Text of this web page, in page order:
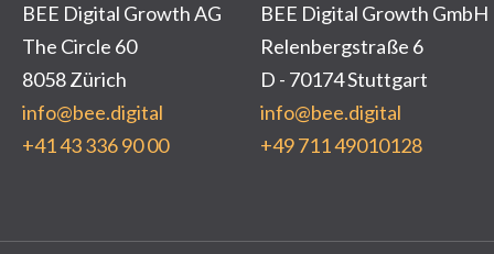
BEE Digital Growth AG
The Circle 60
8058 Zürich
info@bee.digital
+41 43 336 90 00
BEE Digital Growth GmbH
Relenbergstraße 6
D - 70174 Stuttgart
info@bee.digital
+49 711 49010128